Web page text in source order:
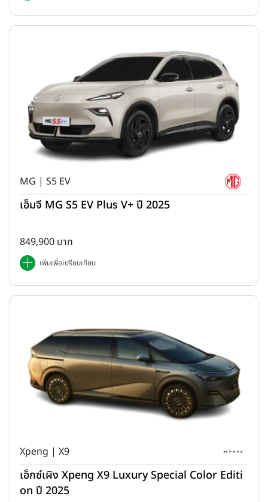
MG | S5 EV
เอ็มจี MG S5 EV Plus V+ ปี 2025
849,900 บาท
เพิ่มเพื่อเปรียบเทียบ
Xpeng | X9
เอ็กซ์เผิง Xpeng X9 Luxury Special Color Editi
on ปี 2025